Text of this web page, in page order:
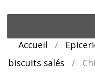
content
Accueil /
biscuits salés
/